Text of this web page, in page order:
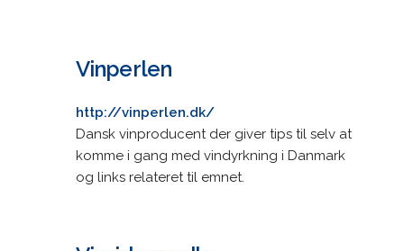
Vinperlen
http://vinperlen.dk/
Dansk vinproducent der giver tips til selv at
komme i gang med vindyrkning i Danmark
og links relateret til emnet.